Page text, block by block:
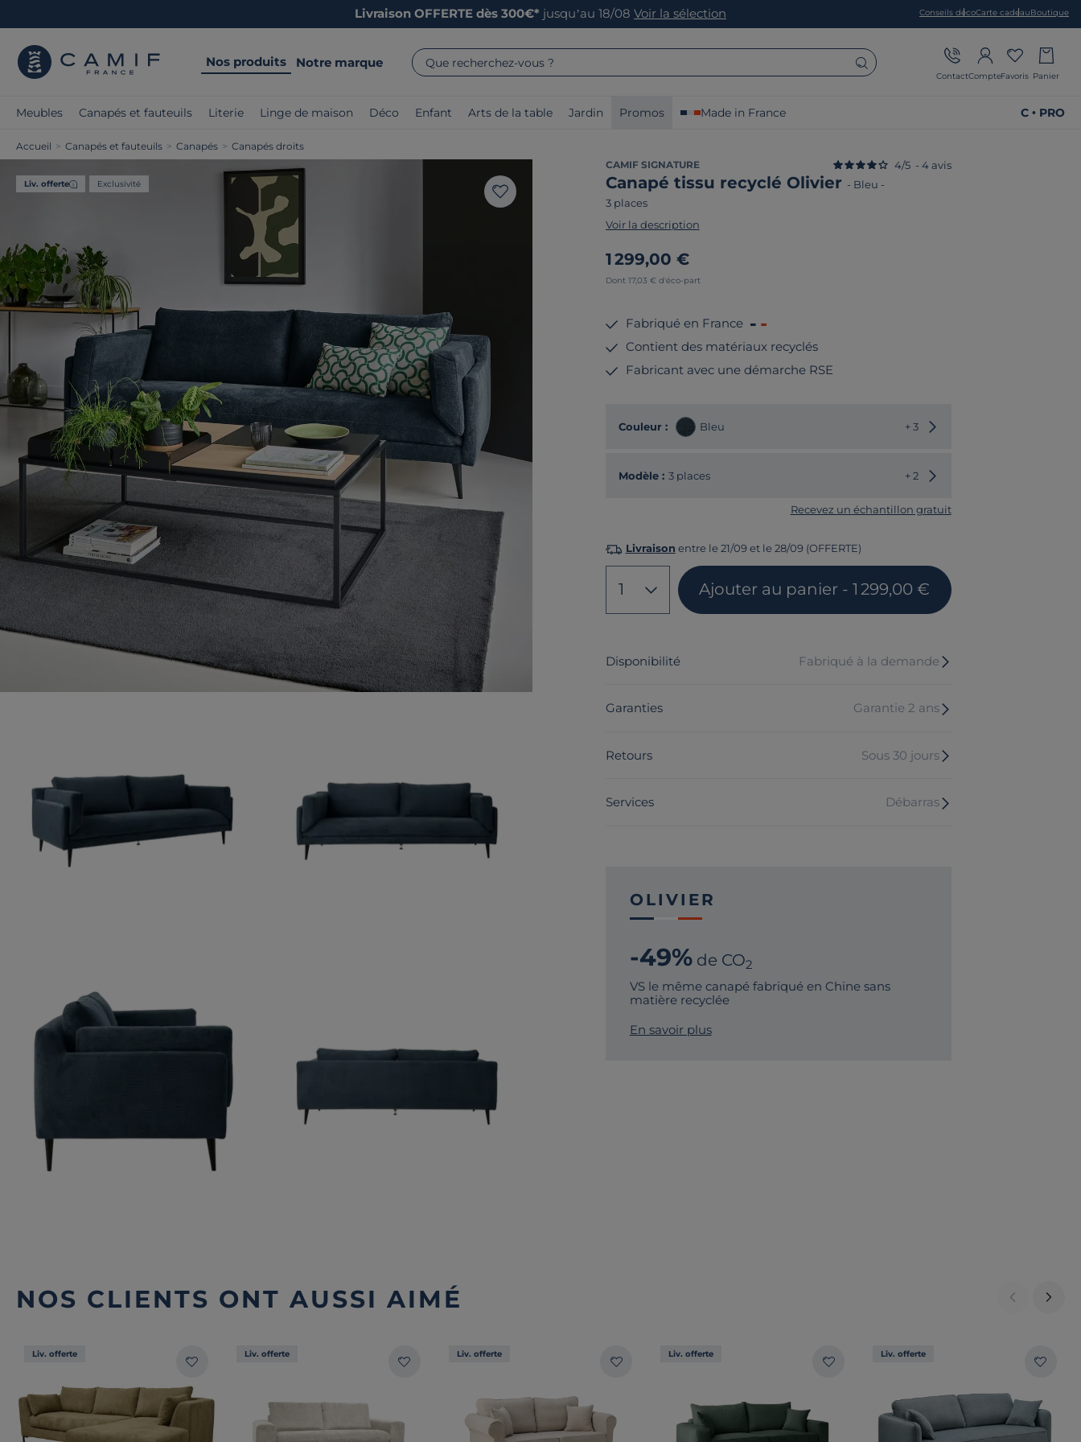
Livraison OFFERTE dès 300€* jusqu’au 18/08 Voir la sélection Conseils décoCarte cadeauBoutique
Nos produits Notre marque Que recherchez-vous ?
ContactCompteFavoris Panier
Meubles Canapés et fauteuils Literie Linge de maison Déco Enfant Arts de la table Jardin Promos Made in France C • PRO
Accueil > Canapés et fauteuils > Canapés > Canapés droits
Liv. offerte Exclusivité
CAMIF SIGNATURE
Canapé tissu recyclé Olivier - Bleu -
3 places
4/5 - 4 avis
Voir la description
1 299,00 €
Dont 17,03 € d'éco-part
Fabriqué en France
Contient des matériaux recyclés
Fabricant avec une démarche RSE
Couleur : Bleu + 3 Choisir une autre couleur
Modèle : 3 places + 2 Choisir un autre modèle
Recevez un échantillon gratuit
Livraison entre le 21/09 et le 28/09 (OFFERTE)
1 Ajouter au panier - 1 299,00 €
Disponibilité Fabriqué à la demande
Garanties Garantie 2 ans
Retours Sous 30 jours
Services Débarras
OLIVIER
-49%de CO2
VS le même canapé fabriqué en Chine sans
matière recyclée
En savoir plus
NOS CLIENTS ONT AUSSI AIMÉ
Liv. offerte Liv. offerte Liv. offerte Liv. offerte Liv. offerte